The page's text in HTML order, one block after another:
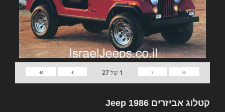
«
‹
1 של27
›
»
קטלוג אביזרים Jeep 1986